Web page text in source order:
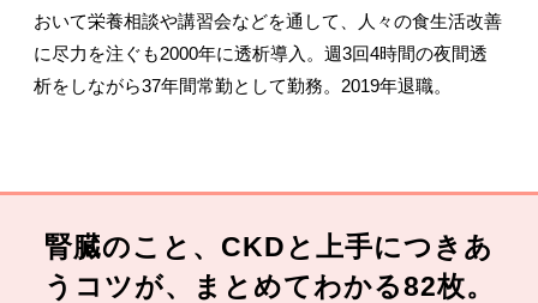
おいて栄養相談や講習会などを通して、人々の食生活改善
に尽力を注ぐも2000年に透析導入。週3回4時間の夜間透
析をしながら37年間常勤として勤務。2019年退職。
腎臓のこと、CKDと上手につきあ
うコツが、まとめてわかる82枚。